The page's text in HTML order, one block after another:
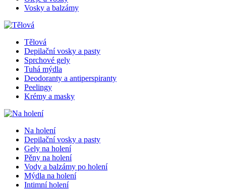
Vosky a balzámy
Tělová
Depilační vosky a pasty
Sprchové gely
Tuhá mýdla
Deodoranty a antiperspiranty
Peelingy
Krémy a masky
Na holení
Depilační vosky a pasty
Gely na holení
Pěny na holení
Vody a balzámy po holení
Mýdla na holení
Intimní holení